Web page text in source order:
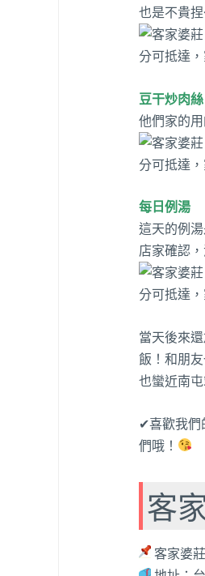
也是不貴
豆干炒肉絲
他們家的
每日例湯
這天的例
店家確認，
當天後來
飯！和朋
也蠻近南
✔喜歡我們
們哦！
客
客家婆莊